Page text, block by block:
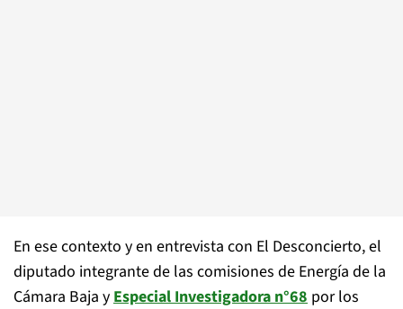
En ese contexto y en entrevista con El Desconcierto, el
diputado integrante de las comisiones de Energía de la
Cámara Baja yEspecial Investigadora n°68 por los